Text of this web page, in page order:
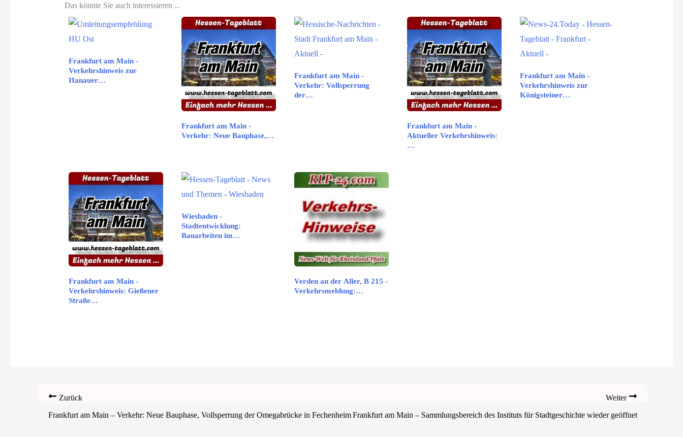
Das könnte Sie auch interessieren ...
Frankfurt am Main -
Verkehrshinweis zur
Hanauer…
Frankfurt am Main -
Verkehr: Neue Bauphase,…
Frankfurt am Main -
Verkehr: Vollsperrung
der…
Frankfurt am Main -
Aktueller Verkehrshinweis:
…
Frankfurt am Main -
Verkehrshinweis zur
Königsteiner…
Frankfurt am Main -
Verkehrshinweis: Gießener
Straße…
Wiesbaden -
Stadtentwicklung:
Bauarbeiten im
Verden an der Aller, B 215 -
Verkehrsmeldung:…
Zurück
Frankfurt am Main – Verkehr: Neue Bauphase, Vollsperrung der Omegabrücke in Fechenheim
Weiter
Frankfurt am Main – Sammlungsbereich des Instituts für Stadtgeschichte wieder geöffnet